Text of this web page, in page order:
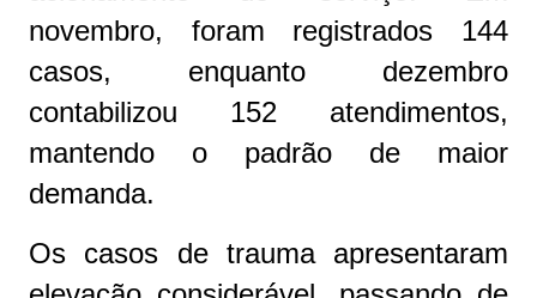
novembro, foram registrados 144
casos, enquanto dezembro
contabilizou 152 atendimentos,
mantendo o padrão de maior
demanda.
Os casos de trauma apresentaram